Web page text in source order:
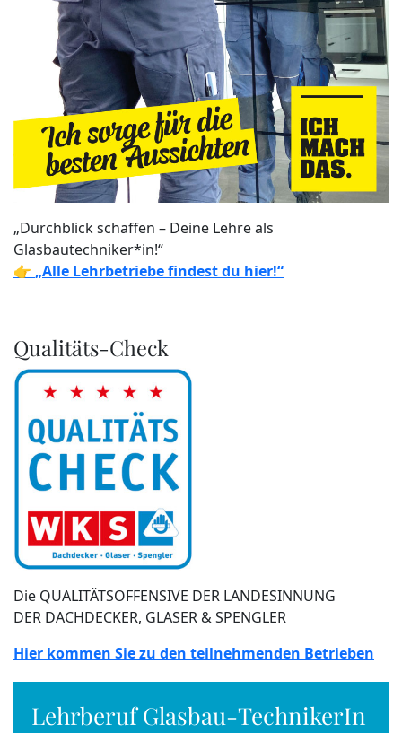
„Durchblick schaffen – Deine Lehre als
Glasbautechniker*in!“
👉 „Alle Lehrbetriebe findest du hier!“
Qualitäts-Check
Die QUALITÄTSOFFENSIVE DER LANDESINNUNG
DER DACHDECKER, GLASER & SPENGLER
Hier kommen Sie zu den teilnehmenden Betrieben
Lehrberuf Glasbau-TechnikerIn